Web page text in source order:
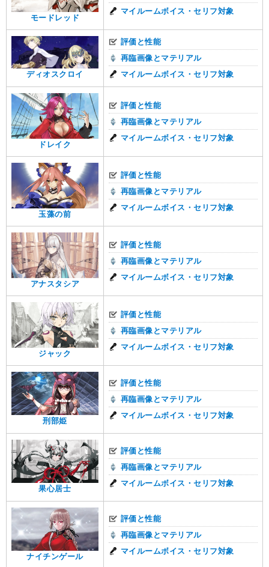
モードレッド
マイルームボイス・セリフ対象
ディオスクロイ
評価と性能
再臨画像とマテリアル
マイルームボイス・セリフ対象
ドレイク
評価と性能
再臨画像とマテリアル
マイルームボイス・セリフ対象
玉藻の前
評価と性能
再臨画像とマテリアル
マイルームボイス・セリフ対象
アナスタシア
評価と性能
再臨画像とマテリアル
マイルームボイス・セリフ対象
ジャック
評価と性能
再臨画像とマテリアル
マイルームボイス・セリフ対象
刑部姫
評価と性能
再臨画像とマテリアル
マイルームボイス・セリフ対象
果心居士
評価と性能
再臨画像とマテリアル
マイルームボイス・セリフ対象
ナイチンゲール
評価と性能
再臨画像とマテリアル
マイルームボイス・セリフ対象